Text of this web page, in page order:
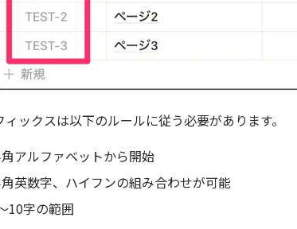
ィックスは以下のルールに従う必要があります。
アルファベットから開始
英数字、ハイフンの組み合わせが可能
10字の範囲